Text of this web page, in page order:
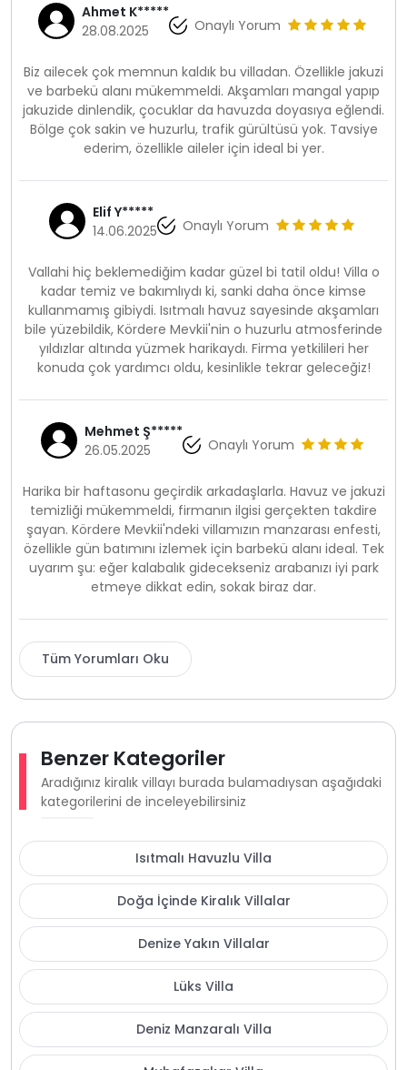
Ahmet K*****
28.08.2025
Onaylı Yorum
Biz ailecek çok memnun kaldık bu villadan. Özellikle jakuzi
ve barbekü alanı mükemmeldi. Akşamları mangal yapıp
jakuzide dinlendik, çocuklar da havuzda doyasıya eğlendi.
Bölge çok sakin ve huzurlu, trafik gürültüsü yok. Tavsiye
ederim, özellikle aileler için ideal bi yer.
Elif Y*****
14.06.2025
Onaylı Yorum
Vallahi hiç beklemediğim kadar güzel bi tatil oldu! Villa o
kadar temiz ve bakımlıydı ki, sanki daha önce kimse
kullanmamış gibiydi. Isıtmalı havuz sayesinde akşamları
bile yüzebildik, Kördere Mevkii'nin o huzurlu atmosferinde
yıldızlar altında yüzmek harikaydı. Firma yetkilileri her
konuda çok yardımcı oldu, kesinlikle tekrar geleceğiz!
Mehmet Ş*****
26.05.2025
Onaylı Yorum
Harika bir haftasonu geçirdik arkadaşlarla. Havuz ve jakuzi
temizliği mükemmeldi, firmanın ilgisi gerçekten takdire
şayan. Kördere Mevkii'ndeki villamızın manzarası enfesti,
özellikle gün batımını izlemek için barbekü alanı ideal. Tek
uyarım şu: eğer kalabalık gidecekseniz arabanızı iyi park
etmeye dikkat edin, sokak biraz dar.
Tüm Yorumları Oku
Benzer Kategoriler
Aradığınız kiralık villayı burada bulamadıysan aşağıdaki
kategorilerini de inceleyebilirsiniz
Isıtmalı Havuzlu Villa
Doğa İçinde Kiralık Villalar
Denize Yakın Villalar
Lüks Villa
Deniz Manzaralı Villa